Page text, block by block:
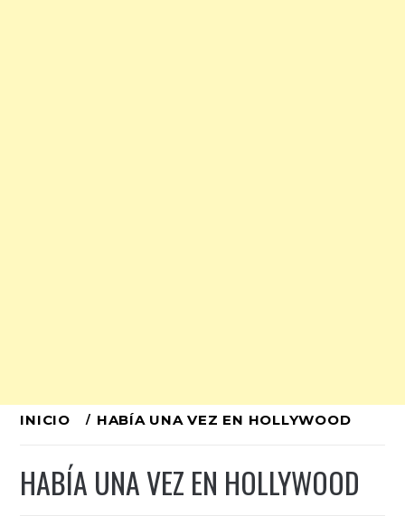
Ir
contenido
INICIO HABÍA UNA VEZ EN HOLLYWOOD
HABÍA UNA VEZ EN HOLLYWOOD